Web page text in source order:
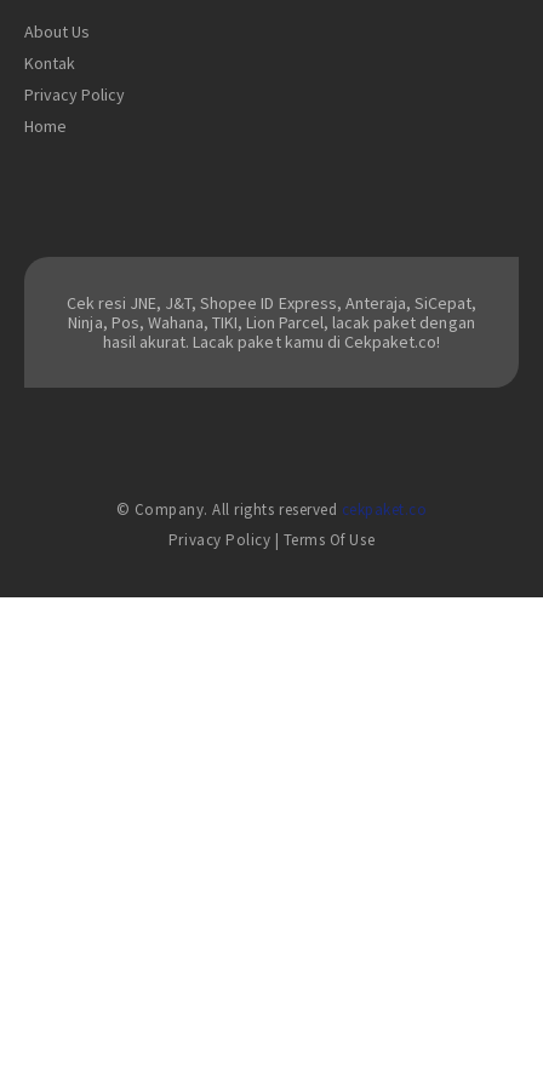
About Us
Kontak
Privacy Policy
Home
Cek resi JNE, J&T, Shopee ID Express, Anteraja, SiCepat,
Ninja, Pos, Wahana, TIKI, Lion Parcel, lacak paket dengan
hasil akurat. Lacak paket kamu di Cekpaket.co!
© Company. All rights reserved cekpaket.co
Privacy Policy | Terms Of Use